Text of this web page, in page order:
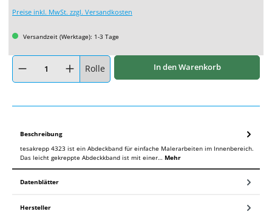
Preise inkl. MwSt. zzgl. Versandkosten
Versandzeit (Werktage): 1-3 Tage
Produkt Anzahl: Gib den gewünschten Wert ein oder benutze die Schaltflächen
Rolle In den Warenkorb
Beschreibung
tesakrepp 4323 ist ein Abdeckband für einfache Malerarbeiten im Innenbereich.
Das leicht gekreppte Abdeckkband ist mit einer… Mehr
Datenblätter
Hersteller